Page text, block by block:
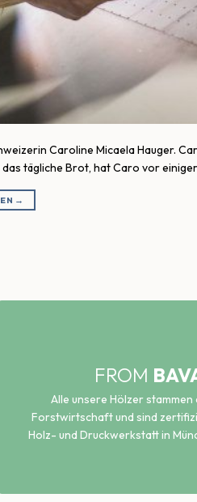
Caroline Micaela Hauger.
tägliche Brot, hat Caro vor
→
FROM
Alle unsere Hölzer
Forstwirtschaft und sind
Holz- und Druckwerkstatt in